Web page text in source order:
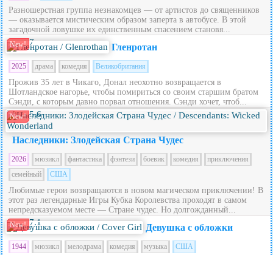
Разношерстная группа незнакомцев — от артистов до священников
— оказывается мистическим образом заперта в автобусе. В этой
загадочной ловушке их единственным спасением становя...
New! 7 Гленротан
2025 драма комедия Великобритания
Прожив 35 лет в Чикаго, Донал неохотно возвращается в
Шотландское нагорье, чтобы помириться со своим старшим братом
Сэнди, с которым давно порвал отношения. Сэнди хочет, чтоб...
New! 5.6
Наследники: Злодейская Страна Чудес
2026 мюзикл фантастика фэнтези боевик комедия
приключения
семейный
США
Любимые герои возвращаются в новом магическом приключении! В
этот раз легендарные Игры Кубка Королевства проходят в самом
непредсказуемом месте — Стране чудес. Но долгожданный...
New! 7.1 Девушка с обложки
1944 мюзикл мелодрама комедия музыка США